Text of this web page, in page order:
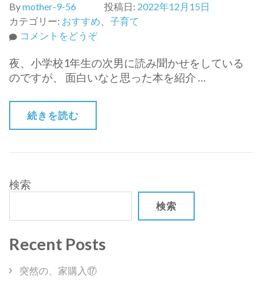
押
す)
Bymother-9-56 投稿日: 2022年12月15日
カテゴリー: おすすめ
子育て
コメントをどうぞ(お
す
め
生）)
夜、小学校1年生の次男に読み聞かせをしている
のですが、 面白いなと思った本を紹介 …
続きを読む
検索
検索
Recent Posts
突然の、家購入⑰